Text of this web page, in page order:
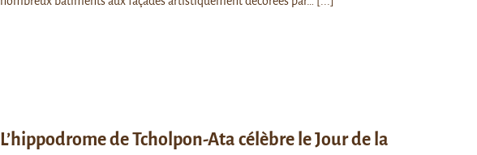
L’hippodrome de Tcholpon-Ata célèbre le Jour de la